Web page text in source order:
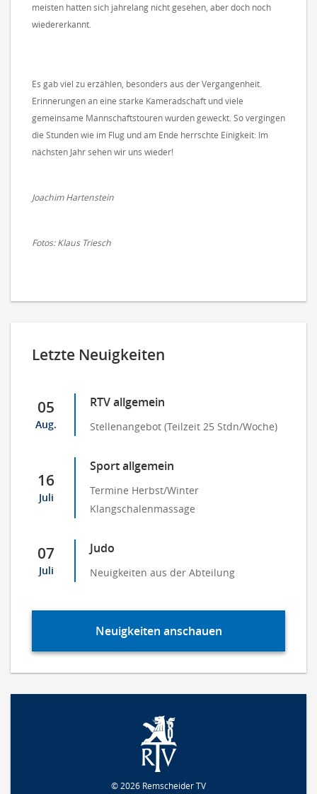
meisten hatten sich jahrelang nicht gesehen, aber doch noch
wiedererkannt.
Es gab viel zu erzählen, besonders aus der Vergangenheit.
Erinnerungen an eine starke Kameradschaft und viele
gemeinsame Mannschaftstouren wurden geweckt. So vergingen
die Stunden wie im Flug und am Ende herrschte Einigkeit: Im
nächsten Jahr sehen wir uns wieder!
Joachim Hartenstein
Fotos: Klaus Triesch
Letzte Neuigkeiten
05
Aug.
RTV allgemein
Stellenangebot (Teilzeit 25 Stdn/Woche)
16
Juli
Sport allgemein
Termine Herbst/Winter
Klangschalenmassage
07
Juli
Judo
Neuigkeiten aus der Abteilung
Neuigkeiten anschauen
© 2026 Remscheider TV